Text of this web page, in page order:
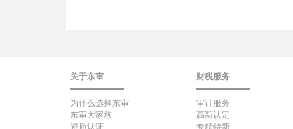
关于东审
为什么选择东审
东审大家族
资质认证
财税服务
审计服务
高新认定
专精特新